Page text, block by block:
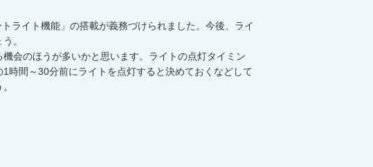
ライト機能」の搭載が義務づけられました。今後、ライ
。
会のほうが多いかと思います。ライトの点灯タイミン
時間～30分前にライトを点灯すると決めておくなどして